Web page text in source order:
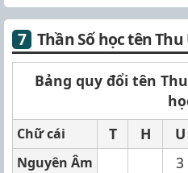
Thần Số học tên Thu
Bảng quy đổi tên
Chữ cái T H U
Nguyên Âm 3